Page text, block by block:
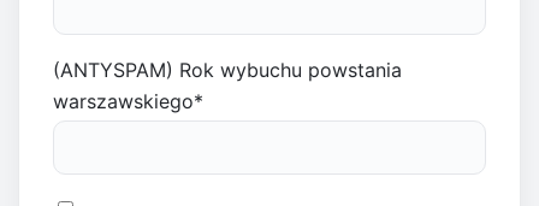
(ANTYSPAM) Rok wybuchu powstania
warszawskiego*